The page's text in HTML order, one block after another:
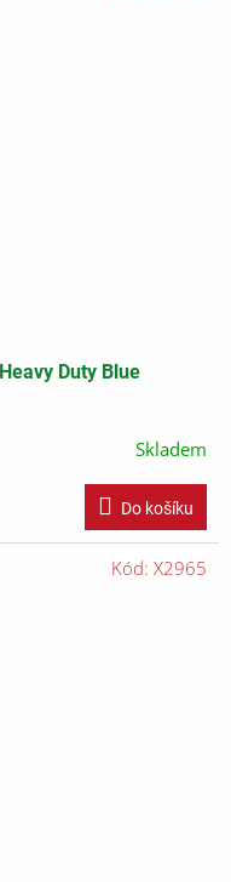
Duty Blue
Skladem
Do košíku
Kód: X2965